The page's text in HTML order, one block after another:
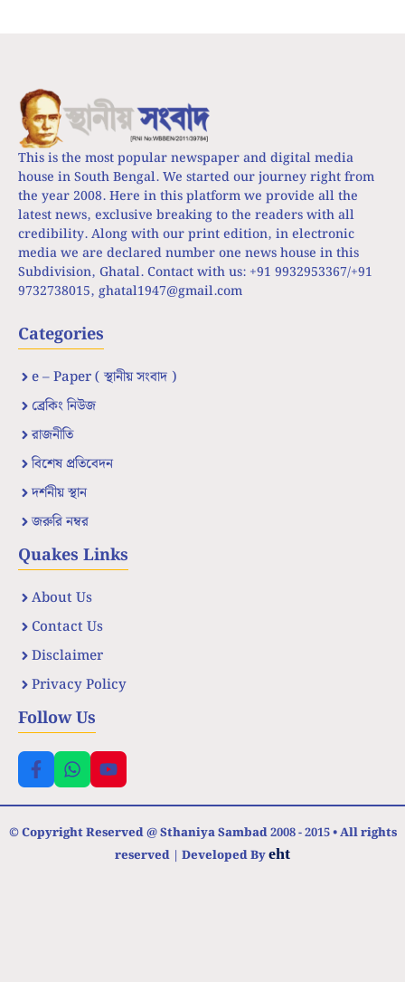
This is the most popular newspaper and digital media
house in South Bengal. We started our journey right from
the year 2008. Here in this platform we provide all the
latest news, exclusive breaking to the readers with all
credibility. Along with our print edition, in electronic
media we are declared number one news house in this
Subdivision, Ghatal. Contact with us: +91 9932953367/+91
9732738015, ghatal1947@gmail.com
Categories
e – Paper ( স্থানীয় সংবাদ )
ব্রেকিং নিউজ
রাজনীতি
বিশেষ প্রতিবেদন
দর্শনীয় স্থান
জরুরি নম্বর
Quakes Links
About Us
Contact Us
Disclaimer
Privacy Policy
Follow Us
© Copyright Reserved @ Sthaniya Sambad 2008 - 2015 • All rights
reserved | Developed Byeht